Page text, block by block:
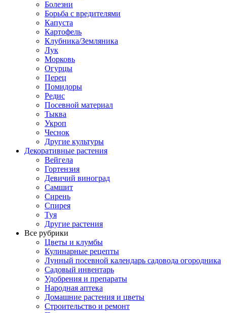
Болезни
Борьба с вредителями
Капуста
Картофель
Клубника/Земляника
Лук
Морковь
Огурцы
Перец
Помидоры
Редис
Посевной материал
Тыква
Укроп
Чеснок
Другие культуры
Декоративные растения
Вейгела
Гортензия
Девичий виноград
Самшит
Сирень
Спирея
Туя
Другие растения
Все рубрики
Цветы и клумбы
Кулинарные рецепты
Лунный посевной календарь садовода огородника
Садовый инвентарь
Удобрения и препараты
Народная аптека
Домашние растения и цветы
Строительство и ремонт